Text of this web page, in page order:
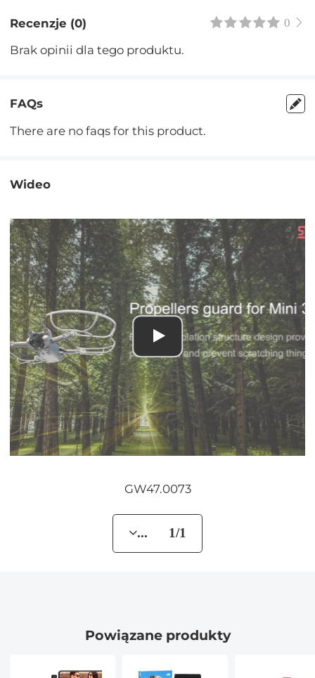
Recenzje (0) 0
Brak opinii dla tego produktu.
FAQs
There are no faqs for this product.
Wideo
GW47.0073
... 1/1
Powiązane produkty